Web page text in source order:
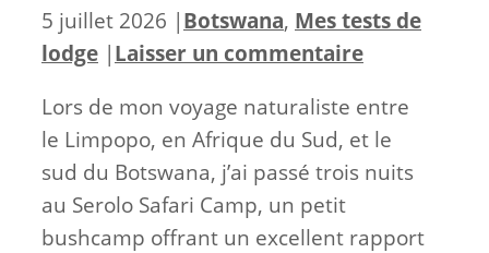
5 juillet 2026 |Catégories
Botswana, Mes tests de
lodge |Laisser un commentaire
Lors de mon voyage naturaliste entre
le Limpopo, en Afrique du Sud, et le
sud du Botswana, j’ai passé trois nuits
au Serolo Safari Camp, un petit
bushcamp offrant un excellent rapport